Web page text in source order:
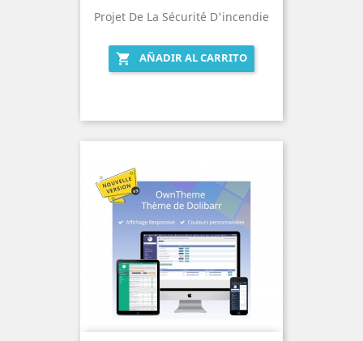
Projet De La Sécurité D'incendie
 AÑADIR AL CARRITO